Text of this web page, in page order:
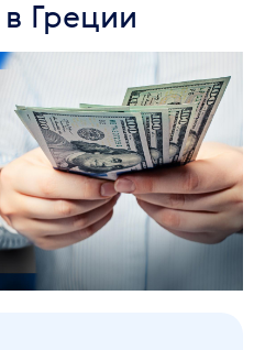
Греции